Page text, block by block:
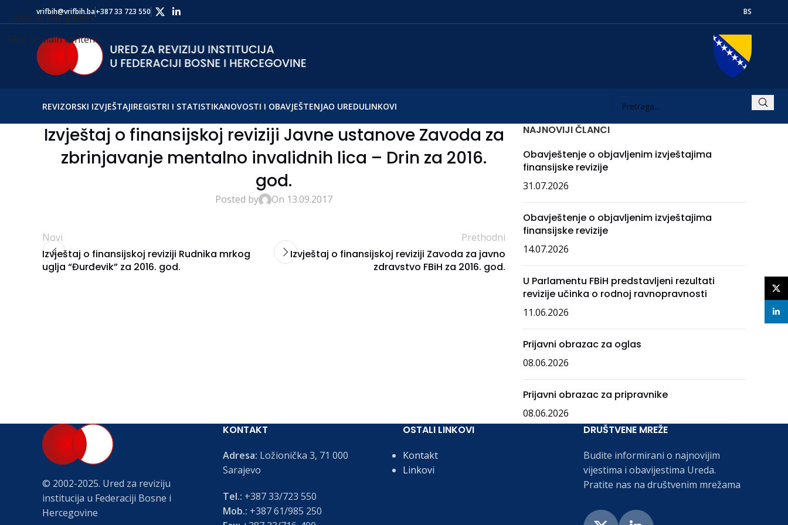
Skip to navigation
Skip to main content
vrifbih@vrifbih.ba+387 33 723 550 BS
REVIZORSKI IZVJEŠTAJIREGISTRI I STATISTIKANOVOSTI I OBAVJEŠTENJAO UREDULINKOVI
Izvještaj o finansijskoj reviziji Javne ustanove Zavoda za
zbrinjavanje mentalno invalidnih lica – Drin za 2016.
god.
Posted by On 13.09.2017
Novi
Izvještaj o finansijskoj reviziji Rudnika mrkog
uglja “Đurđevik” za 2016. god.
Prethodni
Izvještaj o finansijskoj reviziji Zavoda za javno
zdravstvo FBiH za 2016. god.
NAJNOVIJI ČLANCI
Obavještenje o objavljenim izvještajima
finansijske revizije
31.07.2026
Obavještenje o objavljenim izvještajima
finansijske revizije
14.07.2026
U Parlamentu FBiH predstavljeni rezultati
revizije učinka o rodnoj ravnopravnosti
11.06.2026
Prijavni obrazac za oglas
08.06.2026
Prijavni obrazac za pripravnike
08.06.2026
© 2002-2025. Ured za reviziju
institucija u Federaciji Bosne i
Hercegovine
KONTAKT
Adresa: Ložionička 3, 71 000
Sarajevo
Tel.: +387 33/723 550
Mob.: +387 61/985 250
OSTALI LINKOVI
Kontakt
Linkovi
DRUŠTVENE MREŽE
Budite informirani o najnovijim
vijestima i obavijestima Ureda.
Pratite nas na društvenim mrežama